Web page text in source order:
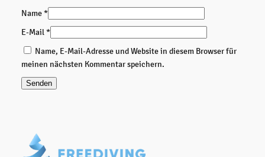
2
6
8
Name*
E-Mail *
Name, E-Mail-Adresse und Website in diesem Browser für
meinen nächsten Kommentar speichern.